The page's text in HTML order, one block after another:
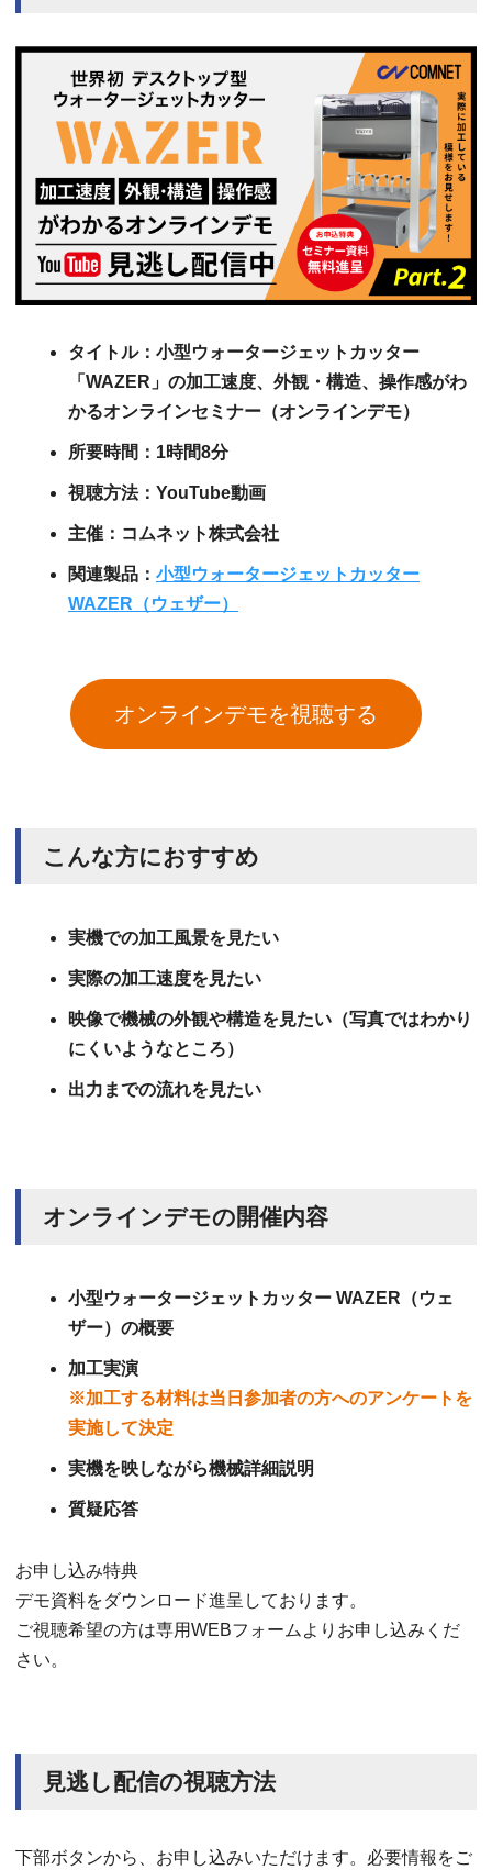
タイトル：小型ウォータージェットカッター
「WAZER」の加工速度、外観・構造、操作感がわ
かるオンラインセミナー（オンラインデモ）
所要時間：1時間8分
視聴方法：YouTube動画
主催：コムネット株式会社
関連製品： 小型ウォータージェットカッター
WAZER（ウェザー）
オンラインデモを視聴する
こんな方におすすめ
実機での加工風景を見たい
実際の加工速度を見たい
映像で機械の外観や構造を見たい（写真ではわかり
にくいようなところ）
出力までの流れを見たい
オンラインデモの開催内容
小型ウォータージェットカッター WAZER（ウェ
ザー）の概要
加工実演
※加工する材料は当日参加者の方へのアンケートを
実施して決定
実機を映しながら機械詳細説明
質疑応答
お申し込み特典
デモ資料をダウンロード進呈しております。
ご視聴希望の方は専用WEBフォームよりお申し込みくだ
さい。
見逃し配信の視聴方法
下部ボタンから、お申し込みいただけます。必要情報をご